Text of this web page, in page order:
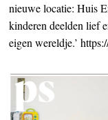
nieuwe locatie: Huis
kinderen deelden lief
eigen wereldje.’